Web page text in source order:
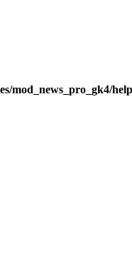
mod_news_pro_gk4/